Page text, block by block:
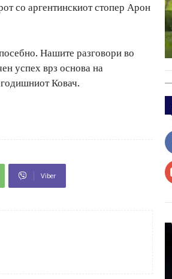
со аргентинскиот стопер Арон
Нашите разговори во
успех врз основа на
Ковач.
Viber